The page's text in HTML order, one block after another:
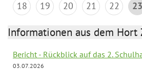
18
19 20 21 22 23
Informationen aus dem Hort
Bericht - Rückblick auf das 2.
03.07.2026